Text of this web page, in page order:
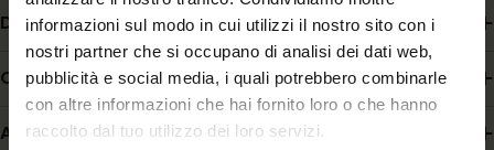
informazioni sul modo in cui utilizzi il nostro sito con i
nostri partner che si occupano di analisi dei dati web,
pubblicità e social media, i quali potrebbero combinarle
con altre informazioni che hai fornito loro o che hanno
raccolto dal tuo utilizzo dei loro servizi.
Descrizione
Composizione
Additivi